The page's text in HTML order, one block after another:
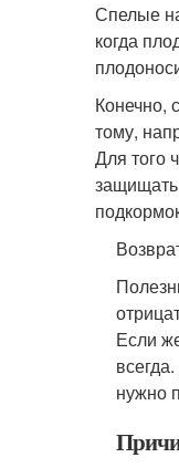
Спелые
когда
Конечно,
тому,
Для того
Если
нужно